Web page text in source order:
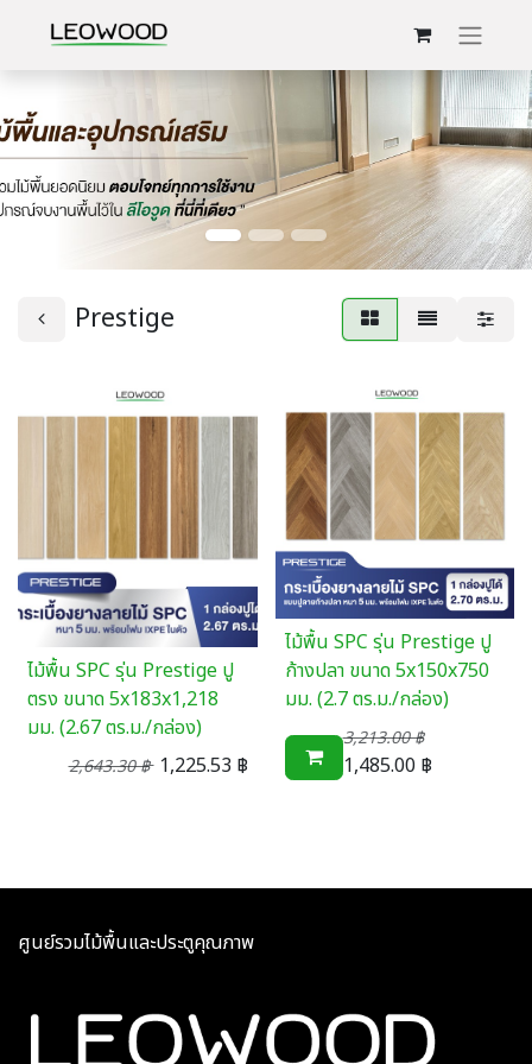
Prestige
ไม้พื้น SPC รุ่น Prestige ปู
ตรง ขนาด 5x183x1,218
มม. (2.67 ตร.ม./กล่อง)
2,643.30฿ 1,225.53 ฿
ไม้พื้น SPC รุ่น Prestige ปู
ก้างปลา ขนาด 5x150x750
มม. (2.7 ตร.ม./กล่อง)
3,213.00฿
1,485.00 ฿
ศูนย์รวมไม้พื้นและประตูคุณภาพ